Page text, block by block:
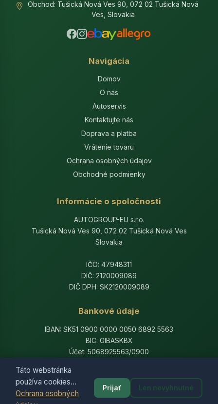
Táto webstránka
používa cookies...
Ochrana osobných
Prijať Len nevyhnutné
Obchod: Tušická Nová Ves 90, 072 02 Tušická Nová
Ves, Slovakia
Navigácia
Domov
O nás
Autoservis
Kontaktujte nás
Doprava a platba
Vrátenie tovaru
Ochrana osobných údajov
Obchodné podmienky
Informácie o spoločnosti
AUTOGROUP-EU s.r.o.
Tušická Nová Ves 90, 072 02 Tušická Nová Ves
Slovakia
IČO: 47948311
DIČ: 2120009089
DIČ DPH: SK2120009089
Bankové údaje
IBAN: SK51 0900 0000 0050 6892 5563
BIC: GIBASKBX
Účet: 5068925563/0900